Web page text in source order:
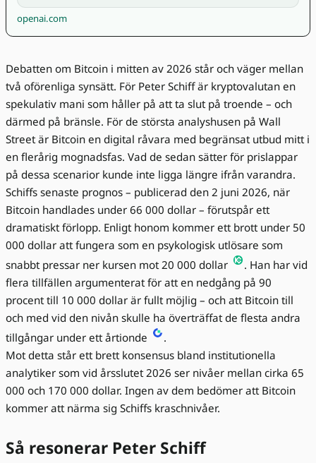
openai.com
Debatten om Bitcoin i mitten av 2026 står och väger mellan
två oförenliga synsätt. För Peter Schiff är kryptovalutan en
spekulativ mani som håller på att ta slut på troende – och
därmed på bränsle. För de största analyshusen på Wall
Street är Bitcoin en digital råvara med begränsat utbud mitt i
en flerårig mognadsfas. Vad de sedan sätter för prislappar
på dessa scenarior kunde inte ligga längre ifrån varandra.
Schiffs senaste prognos – publicerad den 2 juni 2026, när
Bitcoin handlades under 66 000 dollar – förutspår ett
dramatiskt förlopp. Enligt honom kommer ett brott under 50
000 dollar att fungera som en psykologisk utlösare som
snabbt pressar ner kursen mot 20 000 dollar
. Han har vid
flera tillfällen argumenterat för att en nedgång på 90
procent till 10 000 dollar är fullt möjlig – och att Bitcoin till
och med vid den nivån skulle ha överträffat de flesta andra
tillgångar under ett årtionde
.
Mot detta står ett brett konsensus bland institutionella
analytiker som vid årsslutet 2026 ser nivåer mellan cirka 65
000 och 170 000 dollar. Ingen av dem bedömer att Bitcoin
kommer att närma sig Schiffs kraschnivåer.
Så resonerar Peter Schiff